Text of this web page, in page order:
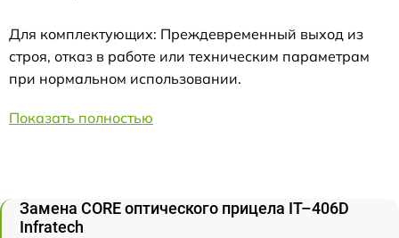
Для комплектующих: Преждевременный выход из
строя, отказ в работе или техническим параметрам
при нормальном использовании.
Показать полностью
Замена CORE оптического прицела IT–406D
Infratech